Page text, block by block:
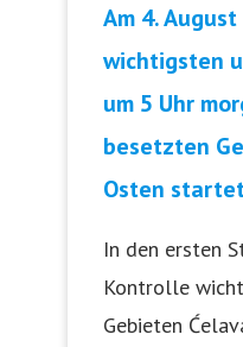
Am 4.
wichtigsten
um 5 Uhr
besetzten
Osten
In den ersten
Kontrolle
Gebieten